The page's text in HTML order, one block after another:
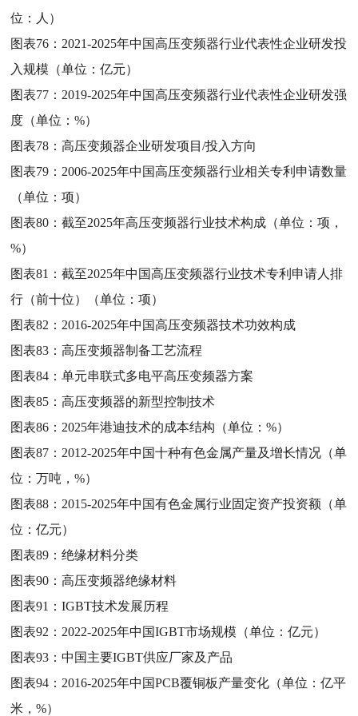
位：人）
图表76： 2021-2025年中国高压变频器行业代表性企业研发投
入规模（单位：亿元）
图表77： 2019-2025年中国高压变频器行业代表性企业研发强
度（单位：%）
图表78：高压变频器企业研发项目/投入方向
图表79： 2006-2025年中国高压变频器行业相关专利申请数量
（单位：项）
图表80：截至2025年高压变频器行业技术构成（单位：项，
%）
图表81：截至2025年中国高压变频器行业技术专利申请人排
行（前十位）（单位：项）
图表82： 2016-2025年中国高压变频器技术功效构成
图表83：高压变频器制备工艺流程
图表84：单元串联式多电平高压变频器方案
图表85：高压变频器的新型控制技术
图表86： 2025年港迪技术的成本结构（单位：%）
图表87： 2012-2025年中国十种有色金属产量及增长情况（单
位：万吨，%）
图表88： 2015-2025年中国有色金属行业固定资产投资额（单
位：亿元）
图表89：绝缘材料分类
图表90：高压变频器绝缘材料
图表91：IGBT技术发展历程
图表92： 2022-2025年中国IGBT市场规模（单位：亿元）
图表93：中国主要IGBT供应厂家及产品
图表94： 2016-2025年中国PCB覆铜板产量变化（单位：亿平
米，%）